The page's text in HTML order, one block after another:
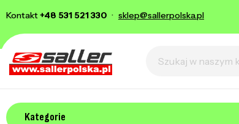
Kontakt+48 531 521 330 · sklep@sallerpolska.pl
Kategorie